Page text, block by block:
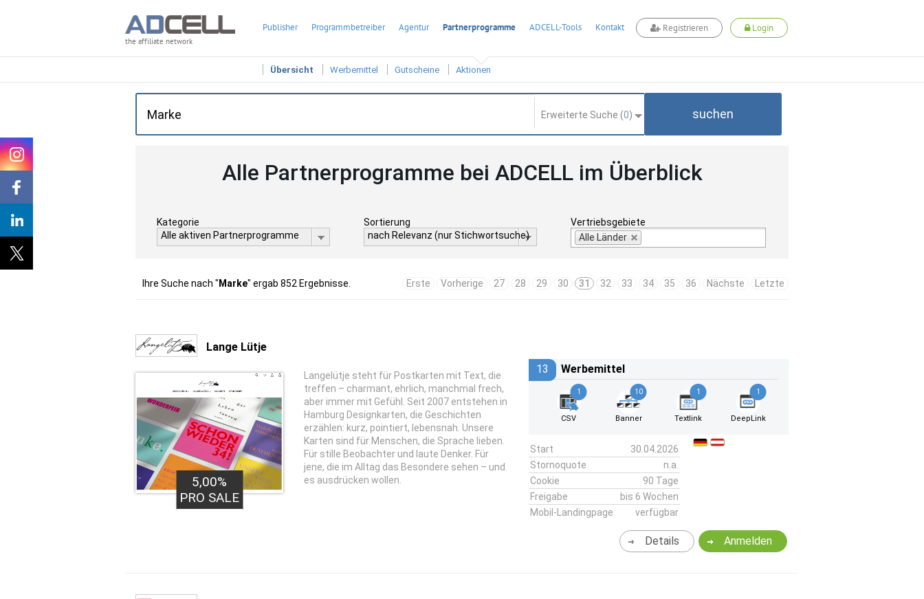
the affiliate network
Publisher Programmbetreiber Agentur Partnerprogramme ADCELL-Tools Kontakt Registrieren Login
Übersicht Werbemittel Gutscheine Aktionen
Erweiterte Suche (0) suchen
Alle Partnerprogramme bei ADCELL im Überblick
Kategorie
Alle aktiven Partnerprogramme
Sortierung
nach Relevanz (nur Stichwortsuche)
Vertriebsgebiete
Alle Länder
Ihre Suche nach " Marke" ergab 852 Ergebnisse. Erste Vorherige 27 28 29 30 31 32 33 34 35 36 Nächste Letzte
Lange Lütje
5,00%
PRO SALE
Langelütje steht für Postkarten mit Text, die
treffen – charmant, ehrlich, manchmal frech,
aber immer mit Gefühl. Seit 2007 entstehen in
Hamburg Designkarten, die Geschichten
erzählen: kurz, pointiert, lebensnah. Unsere
Karten sind für Menschen, die Sprache lieben.
Für stille Beobachter und laute Denker. Für
jene, die im Alltag das Besondere sehen – und
es ausdrücken wollen.
13 Werbemittel
1
CSV
10
Banner
1
Textlink
1
DeepLink
Start
30.04.2026
Stornoquote
n.a.
Cookie
90 Tage
Freigabe
bis 6 Wochen
Mobil-Landingpage
verfügbar
Anmelden
Details